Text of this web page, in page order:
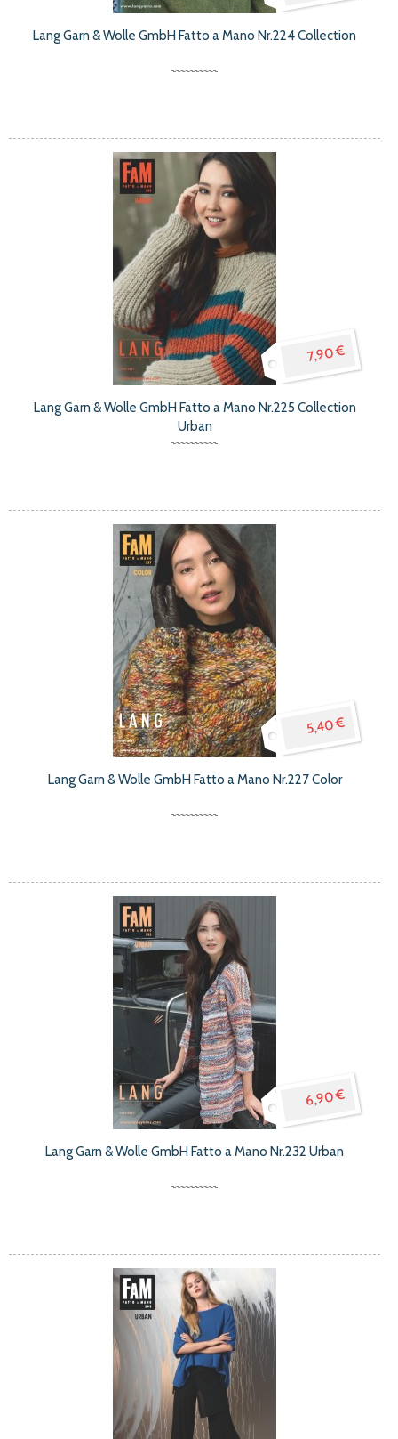
Lang Garn & Wolle GmbH Fatto a Mano Nr.224 Collection
7,90 €
Lang Garn & Wolle GmbH Fatto a Mano Nr.225 Collection
Urban
5,40 €
Lang Garn & Wolle GmbH Fatto a Mano Nr.227 Color
6,90 €
Lang Garn & Wolle GmbH Fatto a Mano Nr.232 Urban